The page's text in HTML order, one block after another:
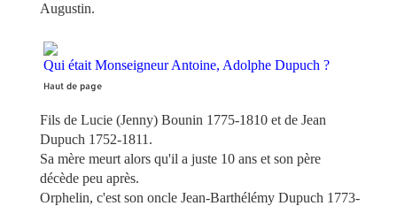
Augustin.
Qui était Monseigneur Antoine, Adolphe Dupuch ?
Haut de page
Fils de Lucie (Jenny) Bounin 1775-1810 et de Jean
Dupuch 1752-1811.
Sa mère meurt alors qu'il a juste 10 ans et son père
décède peu après.
Orphelin, c'est son oncle Jean-Barthélémy Dupuch 1773-